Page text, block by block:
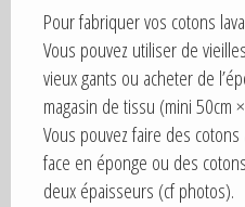
Pour fabriquer vos cotons
Vous pouvez utiliser de
vieux gants ou acheter de
magasin de tissu (mini 50cm
Vous pouvez faire des
face en éponge ou des
deux épaisseurs (cf photos).